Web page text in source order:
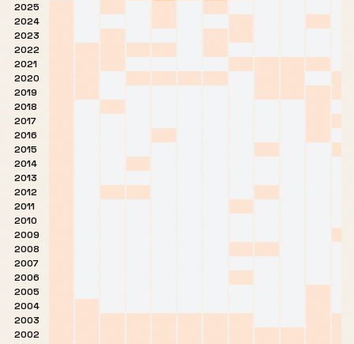
2025
2024
2023
2022
2021
2020
2019
2018
2017
2016
2015
2014
2013
2012
2011
2010
2009
2008
2007
2006
2005
2004
2003
2002